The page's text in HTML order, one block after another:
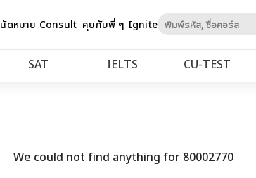
นัดหมาย Consult คุยกับพี่ ๆ Igniteto
SAT IELTS CU‑TEST
We could not find anything for 80002770